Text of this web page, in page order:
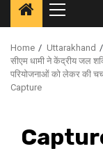
Primary
Menu
Home
Uttarakhand
सीएम धामी ने केंद्रीय जल
परियोजनाओं को लेकर की
Capture